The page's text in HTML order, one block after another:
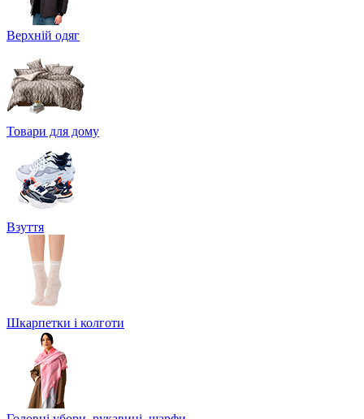
Верхній одяг
Товари для дому
Взуття
Шкарпетки і колготи